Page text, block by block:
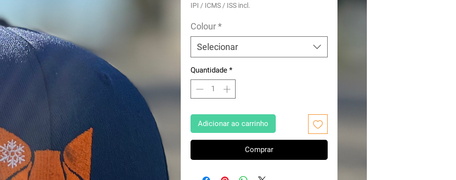
IPI / ICMS / ISS incl.
Colour*
Selecionar
Quantidade *
Adicionar ao carrinho
Comprar